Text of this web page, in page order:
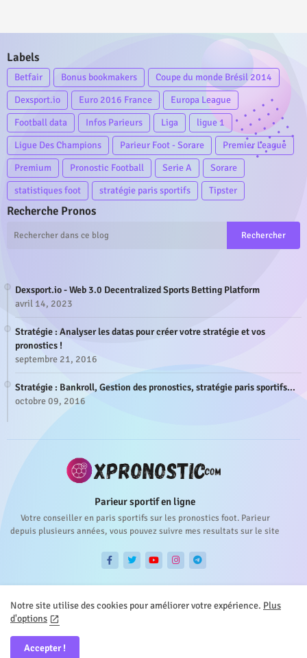
Labels
Betfair Bonus bookmakers
Coupe du monde Brésil 2014
Dexsport.io
Euro 2016 France
Europa League
Football data
Infos Parieurs Liga
ligue 1
Ligue Des Champions
Parieur Foot - Sorare
Premier League
Premium
Pronostic Football Serie A
Sorare
statistiques foot
stratégie paris sportifs Tipster
Recherche Pronos
Dexsport.io - Web 3.0 Decentralized Sports Betting Platform
avril 14, 2023
Stratégie : Analyser les datas pour créer votre stratégie et vos
pronostics !
septembre 21, 2016
Stratégie : Bankroll, Gestion des pronostics, stratégie paris sportifs...
octobre 09, 2016
Parieur sportif en ligne
Votre conseiller en paris sportifs sur les pronostics foot. Parieur
depuis plusieurs années, vous pouvez suivre mes resultats sur le site
Accueil
Notre site utilise des cookies pour améliorer votre expérience. Plus
d'options
Accepter !